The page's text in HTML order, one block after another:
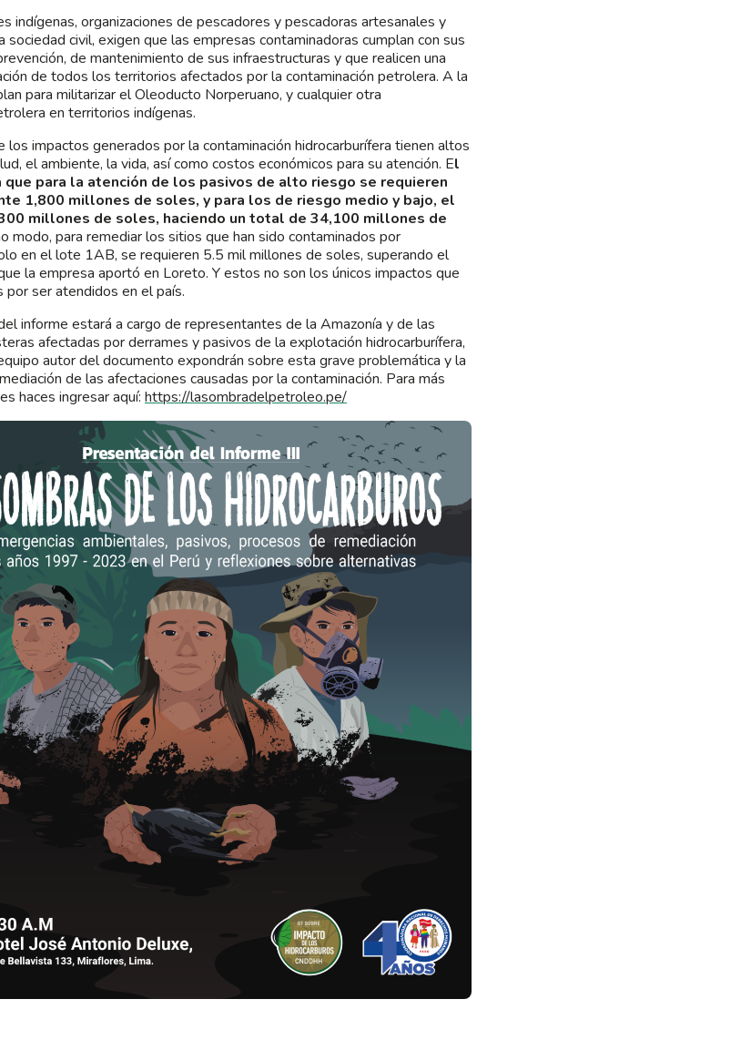
indígenas, organizaciones de pescadores y pescadoras artesanales y
sociedad civil, exigen que las empresas contaminadoras cumplan con sus
de mantenimiento de sus infraestructuras y que realicen una
de todos los territorios afectados por la contaminación petrolera. A la
para militarizar el Oleoducto Norperuano, y cualquier otra
en territorios indígenas.
los impactos generados por la contaminación hidrocarburífera tienen altos
el ambiente, la vida, así como costos económicos para su atención. El
para la atención de los pasivos de alto riesgo se requieren
1,800 millones de soles, y para los de riesgo medio y bajo, el
millones de soles, haciendo un total de 34,100 millones de
modo, para remediar los sitios que han sido contaminados por
en el lote 1AB, se requieren 5.5 mil millones de soles, superando el
la empresa aportó en Loreto. Y estos no son los únicos impactos que
ser atendidos en el país.
informe estará a cargo de representantes de la Amazonía y de las
afectadas por derrames y pasivos de la explotación hidrocarburífera,
autor del documento expondrán sobre esta grave problemática y la
de las afectaciones causadas por la contaminación. Para más
haces ingresar aquí: https://lasombradelpetroleo.pe/